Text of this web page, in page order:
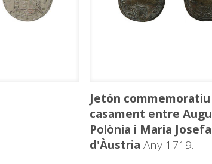
Jetón
casament entre
Polònia i Maria Josefa
d'Àustria Any 1719.